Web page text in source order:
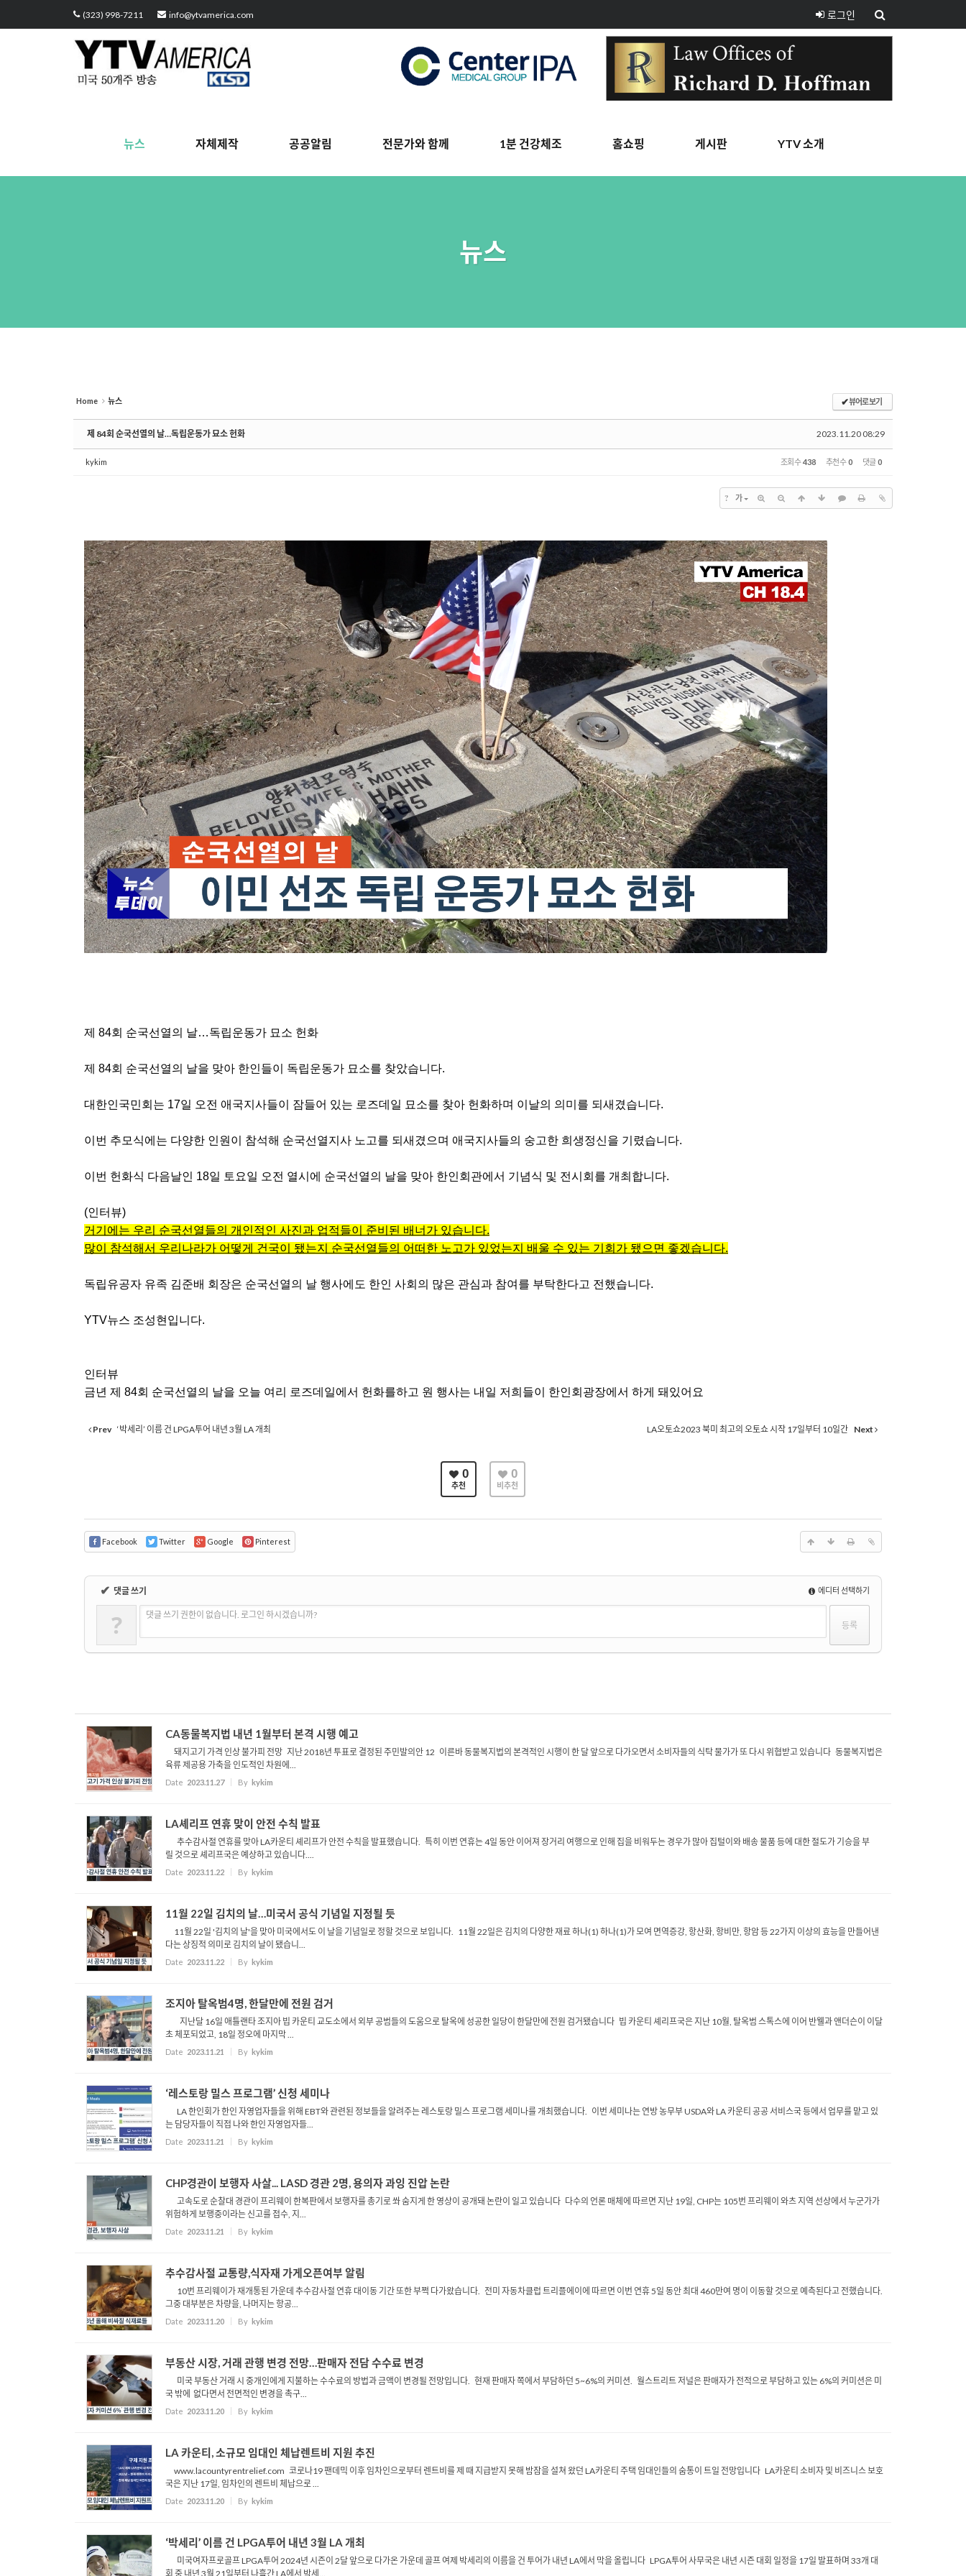
(323) 998-7211 info@ytvamerica.com 로그인
뉴스 자체제작 공공알림 전문가와 함께 1분 건강체조 홈쇼핑 게시판 YTV 소개
뉴스
Home 뉴스 ✔뷰어로 보기
2023.11.20 08:29
제 84회 순국선열의 날…독립운동가 묘소 헌화
kykim 조회 수438 추천 수0 댓글0
? 가
제 84회 순국선열의 날…독립운동가 묘소 헌화
제 84회 순국선열의 날을 맞아 한인들이 독립운동가 묘소를 찾았습니다.
대한인국민회는 17일 오전 애국지사들이 잠들어 있는 로즈데일 묘소를 찾아 헌화하며 이날의 의미를 되새겼습니다.
이번 추모식에는 다양한 인원이 참석해 순국선열지사 노고를 되새겼으며 애국지사들의 숭고한 희생정신을 기렸습니다.
이번 헌화식 다음날인 18일 토요일 오전 열시에 순국선열의 날을 맞아 한인회관에서 기념식 및 전시회를 개최합니다.
(인터뷰)
거기에는 우리 순국선열들의 개인적인 사진과 업적들이 준비된 배너가 있습니다.
많이 참석해서 우리나라가 어떻게 건국이 됐는지 순국선열들의 어떠한 노고가 있었는지 배울 수 있는 기회가 됐으면 좋겠습니다.
독립유공자 유족 김준배 회장은 순국선열의 날 행사에도 한인 사회의 많은 관심과 참여를 부탁한다고 전했습니다.
YTV뉴스 조성현입니다.
인터뷰
금년 제 84회 순국선열의 날을 오늘 여리 로즈데일에서 헌화를하고 원 행사는 내일 저희들이 한인회광장에서 하게 돼있어요
Prev ‘박세리’ 이름 건 LPGA투어 내년 3월 LA 개최 LA오토쇼2023 북미 최고의 오토쇼 시작 17일부터 10일간 Next
0
추천
0
비추천
Facebook Twitter Google Pinterest
✔ 댓글 쓰기 에디터 선택하기
? 댓글 쓰기 권한이 없습니다. 로그인 하시겠습니까?
CA동물복지법 내년 1월부터 본격 시행 예고
돼지고기 가격 인상 불가피 전망 지난 2018년 투표로 결정된 주민발의안 12 이른바 동물복지법의 본격적인 시행이 한 달 앞으로 다가오면서 소비자들의 식탁 물가가 또 다시 위협받고 있습니다 동물복지법은
육류 제공용 가축을 인도적인 차원에...
Date 2023.11.27 By kykim
LA셰리프 연휴 맞이 안전 수칙 발표
추수감사절 연휴를 맞아 LA카운티 셰리프가 안전 수칙을 발표했습니다. 특히 이번 연휴는 4일 동안 이어져 장거리 여행으로 인해 집을 비워두는 경우가 많아 집털이와 배송 물품 등에 대한 절도가 기승을 부
릴 것으로 셰리프국은 예상하고 있습니다....
Date 2023.11.22 By kykim
11월 22일 김치의 날…미국서 공식 기념일 지정될 듯
11월 22일 '김치의 날'을 맞아 미국에서도 이 날을 기념일로 정할 것으로 보입니다. 11월 22일은 김치의 다양한 재료 하나(1) 하나(1)가 모여 면역증강, 항산화, 항비만, 항암 등 22가지 이상의 효능을 만들어낸
다는 상징적 의미로 김치의 날이 됐습니...
Date 2023.11.22 By kykim
조지아 탈옥범4명, 한달만에 전원 검거
지난달 16일 애틀랜타 조지아 빕 카운티 교도소에서 외부 공범들의 도움으로 탈옥에 성공한 일당이 한달만에 전원 검거됐습니다 빕 카운티 셰리프국은 지난 10월, 탈옥범 스톡스에 이어 반웰과 앤더슨이 이달
초 체포되었고, 18일 정오에 마지막 ...
Date 2023.11.21 By kykim
‘레스토랑 밀스 프로그램’ 신청 세미나
LA 한인회가 한인 자영업자들을 위해 EBT와 관련된 정보들을 알려주는 레스토랑 밀스 프로그램 세미나를 개최했습니다. 이번 세미나는 연방 농무부 USDA와 LA 카운티 공공 서비스국 등에서 업무를 맡고 있
는 담당자들이 직접 나와 한인 자영업자들...
Date 2023.11.21 By kykim
CHP경관이 보행자 사살... LASD 경관 2명, 용의자 과잉 진압 논란
고속도로 순찰대 경관이 프리웨이 한복판에서 보행자를 총기로 쏴 숨지게 한 영상이 공개돼 논란이 일고 있습니다 다수의 언론 매체에 따르면 지난 19일, CHP는 105번 프리웨이 와츠 지역 선상에서 누군가가
위험하게 보행중이라는 신고를 접수, 지...
Date 2023.11.21 By kykim
추수감사절 교통량,식자재 가게오픈여부 알림
10번 프리웨이가 재개통된 가운데 추수감사절 연휴 대이동 기간 또한 부쩍 다가왔습니다. 전미 자동차클럽 트리플에이에 따르면 이번 연휴 5일 동안 최대 460만여 명이 이동할 것으로 예측된다고 전했습니다.
그중 대부분은 차량을, 나머지는 항공...
Date 2023.11.20 By kykim
부동산 시장, 거래 관행 변경 전망…판매자 전담 수수료 변경
미국 부동산 거래 시 중개인에게 지불하는 수수료의 방법과 금액이 변경될 전망입니다. 현재 판매자 쪽에서 부담하던 5~6%의 커미션. 월스트리트 저널은 판매자가 전적으로 부담하고 있는 6%의 커미션은 미
국 밖에 없다면서 전면적인 변경을 촉구...
Date 2023.11.20 By kykim
LA 카운티, 소규모 임대인 체납렌트비 지원 추진
www.lacountyrentrelief.com 코로나19 팬데믹 이후 임차인으로부터 렌트비를 제 때 지급받지 못해 밤잠을 설쳐 왔던 LA카운티 주택 임대인들의 숨통이 트일 전망입니다 LA카운티 소비자 및 비즈니스 보호
국은 지난 17일, 임차인의 렌트비 체납으로 ...
Date 2023.11.20 By kykim
‘박세리’ 이름 건 LPGA투어 내년 3월 LA 개최
미국여자프로골프 LPGA투어 2024년 시즌이 2달 앞으로 다가온 가운데 골프 여제 박세리의 이름을 건 투어가 내년 LA에서 막을 올립니다 LPGA투어 사무국은 내년 시즌 대회 일정을 17일 발표하며 33개 대
회 중 내년 3월 21일부터 나흘간 LA에서 박세...